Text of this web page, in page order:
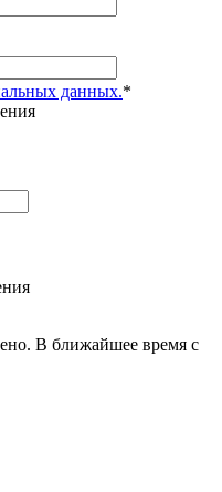
данных.*
В ближайшее время с